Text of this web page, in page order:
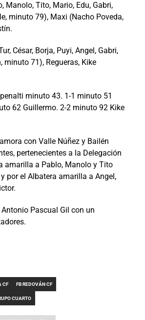
Manolo, Tito, Mario, Edu, Gabri,
minuto 79), Maxi (Nacho Poveda,
César, Borja, Puyi, Angel, Gabri,
minuto 71), Regueras, Kike
minuto 43. 1-1 minuto 51
62 Guillermo. 2-2 minuto 92 Kike
con Valle Núñez y Bailén
pertenecientes a la Delegación
amarilla a Pablo, Manolo y Tito
por el Albatera amarilla a Angel,
Pascual Gil con un
CF FB REDOVÁN CF
CUARTO